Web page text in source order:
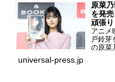
原菜
を発
頑張り
アニメ
戸鈴芽
の原菜
集『
universal-press.jp